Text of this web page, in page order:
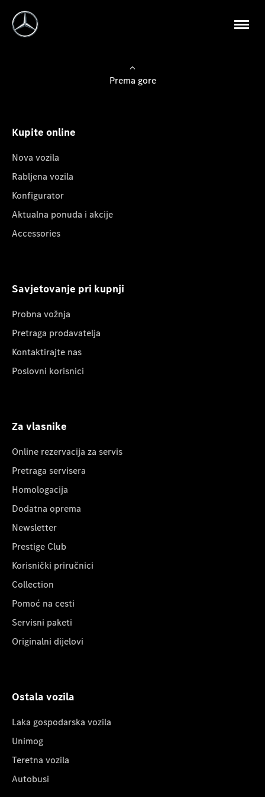
Prema gore
Kupite online
Nova vozila
Rabljena vozila
Konfigurator
Aktualna ponuda i akcije
Accessories
Savjetovanje pri kupnji
Probna vožnja
Pretraga prodavatelja
Kontaktirajte nas
Poslovni korisnici
Za vlasnike
Online rezervacija za servis
Pretraga servisera
Homologacija
Dodatna oprema
Newsletter
Prestige Club
Korisnički priručnici
Collection
Pomoć na cesti
Servisni paketi
Originalni dijelovi
Ostala vozila
Laka gospodarska vozila
Unimog
Teretna vozila
Autobusi